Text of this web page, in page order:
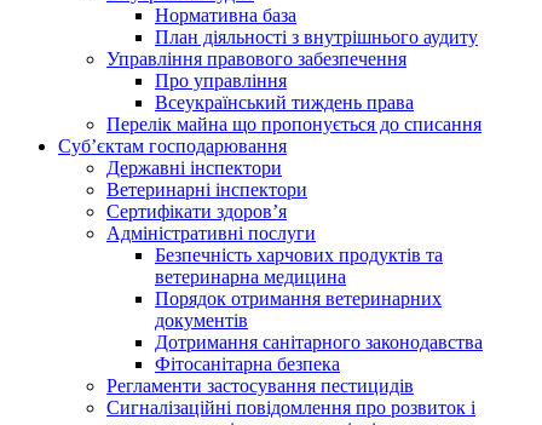
Нормативна база
План діяльності з внутрішнього аудиту
Управління правового забезпечення
Про управління
Всеукраїнський тиждень права
Перелік майна що пропонується до списання
Суб’єктам господарювання
Державні інспектори
Ветеринарні інспектори
Сертифікати здоров’я
Адміністративні послуги
Безпечність харчових продуктів та
ветеринарна медицина
Порядок отримання ветеринарних
документів
Дотримання санітарного законодавства
Фітосанітарна безпека
Регламенти застосування пестицидів
Сигналізаційні повідомлення про розвиток і